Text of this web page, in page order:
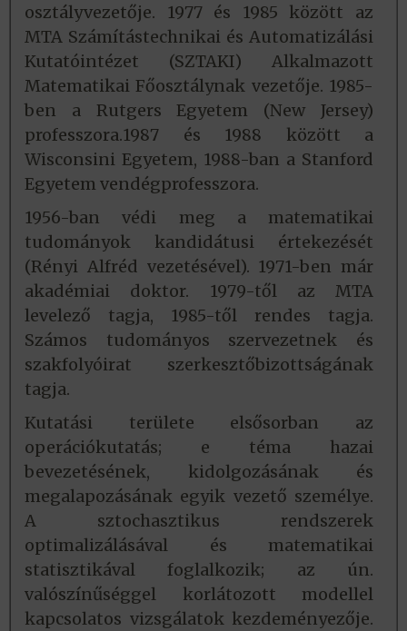
osztályvezetője. 1977 és 1985 között az
MTA Számítástechnikai és Automatizálási
Kutatóintézet (SZTAKI) Alkalmazott
Matematikai Főosztálynak vezetője. 1985-
ben a Rutgers Egyetem (New Jersey)
professzora.1987 és 1988 között a
Wisconsini Egyetem, 1988-ban a Stanford
Egyetem vendégprofesszora.
1956-ban védi meg a matematikai
tudományok kandidátusi értekezését
(Rényi Alfréd vezetésével). 1971-ben már
akadémiai doktor. 1979-től az MTA
levelező tagja, 1985-től rendes tagja.
Számos tudományos szervezetnek és
szakfolyóirat szerkesztőbizottságának
tagja.
Kutatási területe elsősorban az
operációkutatás; e téma hazai
bevezetésének, kidolgozásának és
megalapozásának egyik vezető személye.
A sztochasztikus rendszerek
optimalizálásával és matematikai
statisztikával foglalkozik; az ún.
valószínűséggel korlátozott modellel
kapcsolatos vizsgálatok kezdeményezője.